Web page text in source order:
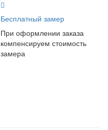
Бесплатный замер
При оформлении заказа
компенсируем стоимость
замера